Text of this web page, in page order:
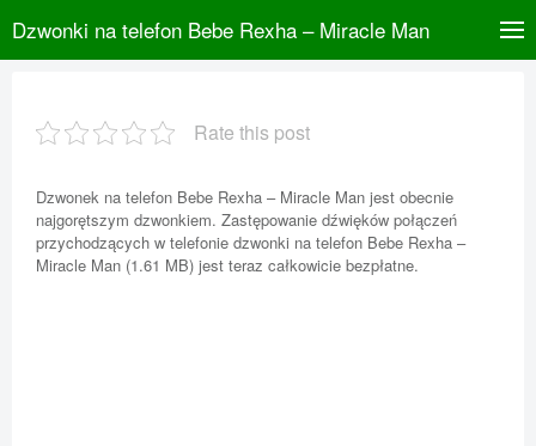
Dzwonki na telefon Bebe Rexha – Miracle Man
Rate this post
Dzwonek na telefon Bebe Rexha – Miracle Man jest obecnie
najgorętszym dzwonkiem. Zastępowanie dźwięków połączeń
przychodzących w telefonie dzwonki na telefon Bebe Rexha –
Miracle Man (1.61 MB) jest teraz całkowicie bezpłatne.